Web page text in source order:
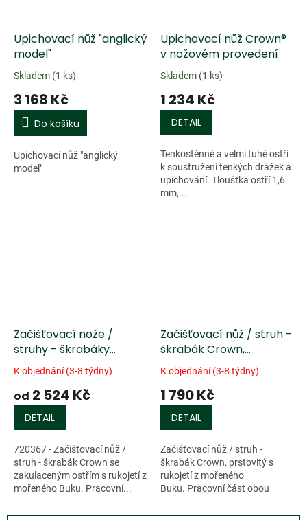
Upichovací nůž "anglický
model"
Skladem (1 ks)
3 168 Kč
Do košíku
Upichovací nůž "anglický
model"
Upichovací nůž Crown®
v nožovém provedení
Skladem (1 ks)
1 234 Kč
DETAIL
Tenkostěnné a velmi tuhé ostří
k soustružení tenkých drážek a
upichování. Tloušťka ostří 1,6
mm,...
Začišťovací nože /
struhy - škrabáky
Crown se zakulaceným
ostřím
K objednání (3-8 týdny)
od 2 524 Kč
DETAIL
720367 - Začišťovací nůž /
struh - škrabák Crown se
zakulaceným ostřím s rukojetí z
mořeného Buku. Pracovní...
Začišťovací nůž / struh -
škrabák Crown,
prstovitý
K objednání (3-8 týdny)
1 790 Kč
DETAIL
Začišťovací nůž / struh -
škrabák Crown, prstovitý s
rukojetí z mořeného
Buku. Pracovní část obou